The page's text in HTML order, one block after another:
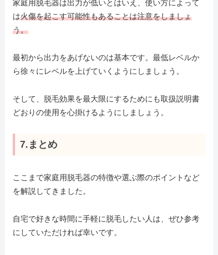
家庭用脱毛器は出力が低いとはいえ、使い方によって
は火傷を起こす可能性もあることは注意をしましょ
う。
最初から出力をあげないのは基本です。最低レベルか
ら徐々にレベルを上げていくようにしましょう。
そして、脱毛効果を最大限にするためにも取扱説明書
どおりの使用を心掛けるようにしましょう。
7.まとめ
ここまで家庭用脱毛器の特徴や選ぶ際のポイントなど
を解説してきました。
自宅で好きな時間に手軽に脱毛したい人は、ぜひ参考
にしていただければ幸いです。